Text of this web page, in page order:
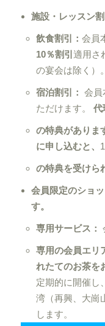
施設・レッスン割
飲食割引： 会員
10％割引 適用さ
の宴会は除く）。
宿泊割引： 会員
ただけます。 代
の特典がありま
に申し込むと、
の特典を受けら
会員限定のショ
す。
専用サービス：
専用の会員エリ
れたてのお茶を
定期的に開催し
湾（再興、大崗
します。